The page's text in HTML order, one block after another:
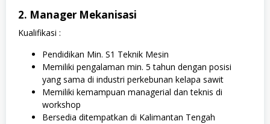
2. Manager Mekanisasi
Kualifikasi :
Pendidikan Min. S1 Teknik Mesin
Memiliki pengalaman min. 5 tahun dengan posisi
yang sama di industri perkebunan kelapa sawit
Memiliki kemampuan managerial dan teknis di
workshop
Bersedia ditempatkan di Kalimantan Tengah